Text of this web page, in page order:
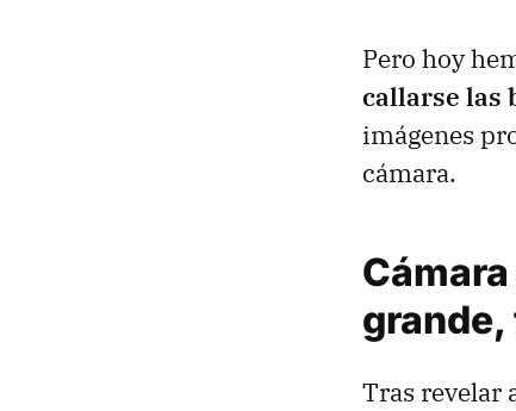
Pero hoy
callarse las
imágenes
cámara.
grande,
Tras revelar